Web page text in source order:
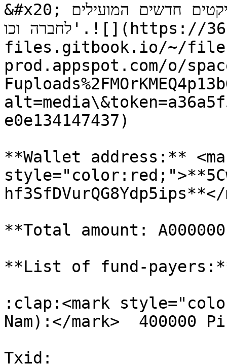
&#x20;חולים, תמיכה במדענים בהמצאת פרויקטים חדשים המועילים
לחברה וכו'.![](https://3609552790-
files.gitbook.io/~/
prod.appspot.com/o/
e0e134147437)
**Wallet address:**
**Total amount:
**List of fund-
:clap:<mark
Nam):</mark>  400000
Txid: